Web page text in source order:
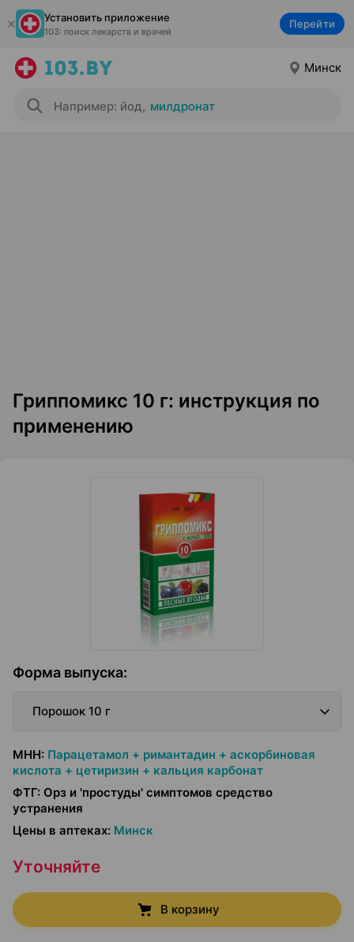
Установить приложение
103: поиск лекарств и врачей
Перейти
Минск
Например: йод, милдронат
Гриппомикс 10 г: инструкция по
применению
Форма выпуска:
Порошок 10 г
МНН: Парацетамол + римантадин + аскорбиновая
кислота + цетиризин + кальция карбонат
ФТГ: Орз и 'простуды' симптомов средство
устранения
Цены в аптеках: Минск
Уточняйте
В корзину